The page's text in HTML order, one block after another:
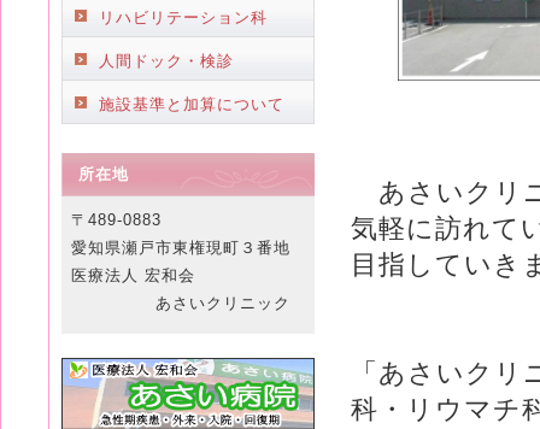
あさいクリ
気軽に訪れて
目指していき
「あさいク
科・リウマチ
リハビリテーション科
人間ドック・検診
施設基準と加算について
所在地
〒489-0883
愛知県瀬戸市東権現町３番地
医療法人 宏和会
あさいクリニック